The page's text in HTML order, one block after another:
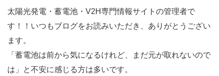
太陽光発電・蓄電池・V2H専門情報サイトの管理者で
す！！いつもブログをお読みいただき、ありがとうござい
ます。
「蓄電池は前から気になるけれど、まだ元が取れないので
は」と不安に感じる方は多いです。